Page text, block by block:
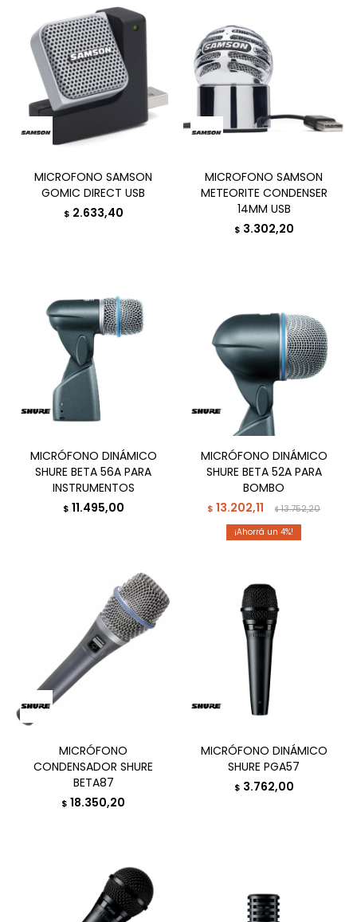
MICROFONO SAMSON
GOMIC DIRECT USB
$ 2.633,40
MICROFONO SAMSON
METEORITE CONDENSER
14MM USB
$ 3.302,20
MICRÓFONO DINÁMICO
SHURE BETA 56A PARA
INSTRUMENTOS
$ 11.495,00
MICRÓFONO DINÁMICO
SHURE BETA 52A PARA
BOMBO
$ 13.202,11 $13.752,20
4
MICRÓFONO
CONDENSADOR SHURE
BETA87
$ 18.350,20
MICRÓFONO DINÁMICO
SHURE PGA57
$ 3.762,00